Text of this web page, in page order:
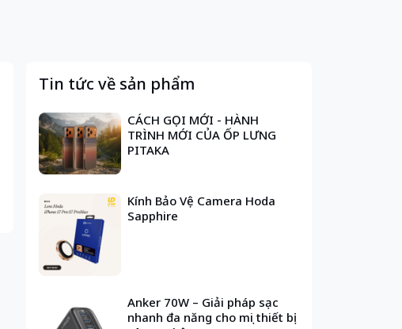
Tin tức về sản phẩm
CÁCH GỌI MỚI - HÀNH
TRÌNH MỚI CỦA ỐP LƯNG
PITAKA
Kính Bảo Vệ Camera Hoda
Sapphire
Anker 70W – Giải pháp sạc
nhanh đa năng cho mọi thiết bị